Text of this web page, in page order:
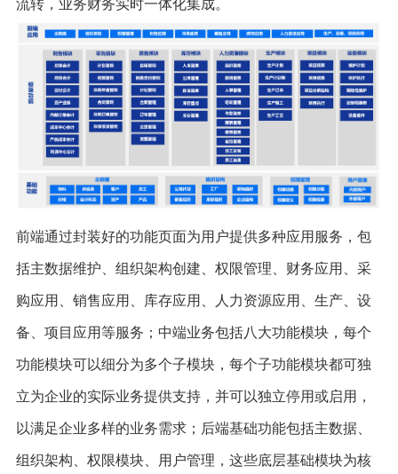
流转，业务财务实时一体化集成。
前端通过封装好的功能页面为用户提供多种应用服务，包
括主数据维护、组织架构创建、权限管理、财务应用、采
购应用、销售应用、库存应用、人力资源应用、生产、设
备、项目应用等服务；中端业务包括八大功能模块，每个
功能模块可以细分为多个子模块，每个子功能模块都可独
立为企业的实际业务提供支持，并可以独立停用或启用，
以满足企业多样的业务需求；后端基础功能包括主数据、
组织架构、权限模块、用户管理，这些底层基础模块为核